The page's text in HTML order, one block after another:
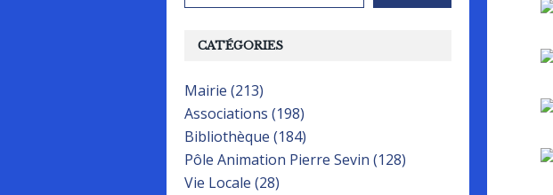
CATÉGORIES
Mairie (213)
Associations (198)
Bibliothèque (184)
Pôle Animation Pierre Sevin (128)
Vie Locale (28)